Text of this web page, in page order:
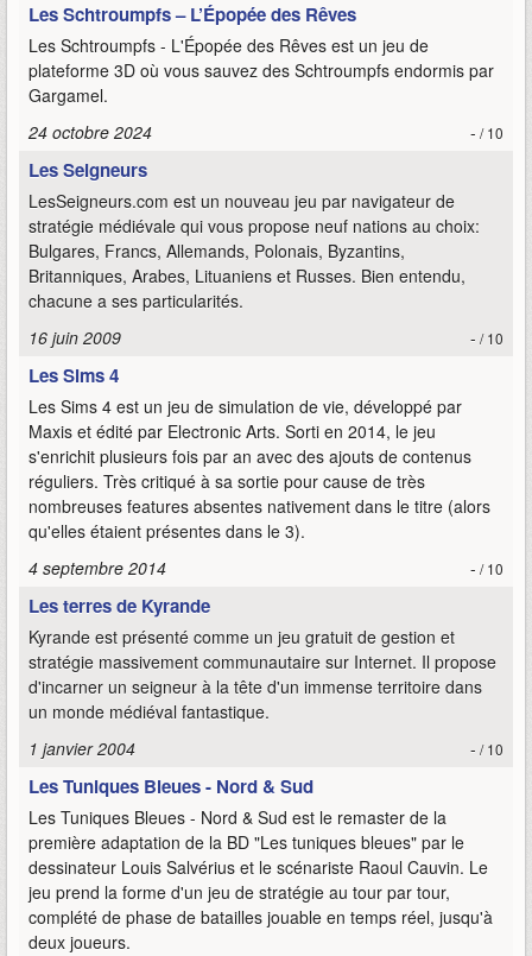
Les Schtroumpfs – L’Épopée des Rêves
Les Schtroumpfs - L'Épopée des Rêves est un jeu de
plateforme 3D où vous sauvez des Schtroumpfs endormis par
Gargamel.
24 octobre 2024
- / 10
Les Seigneurs
LesSeigneurs.com est un nouveau jeu par navigateur de
stratégie médiévale qui vous propose neuf nations au choix:
Bulgares, Francs, Allemands, Polonais, Byzantins,
Britanniques, Arabes, Lituaniens et Russes. Bien entendu,
chacune a ses particularités.
16 juin 2009
- / 10
Les Sims 4
Les Sims 4 est un jeu de simulation de vie, développé par
Maxis et édité par Electronic Arts. Sorti en 2014, le jeu
s'enrichit plusieurs fois par an avec des ajouts de contenus
réguliers. Très critiqué à sa sortie pour cause de très
nombreuses features absentes nativement dans le titre (alors
qu'elles étaient présentes dans le 3).
4 septembre 2014
- / 10
Les terres de Kyrande
Kyrande est présenté comme un jeu gratuit de gestion et
stratégie massivement communautaire sur Internet. Il propose
d'incarner un seigneur à la tête d'un immense territoire dans
un monde médiéval fantastique.
1 janvier 2004
- / 10
Les Tuniques Bleues - Nord & Sud
Les Tuniques Bleues - Nord & Sud est le remaster de la
première adaptation de la BD "Les tuniques bleues" par le
dessinateur Louis Salvérius et le scénariste Raoul Cauvin. Le
jeu prend la forme d'un jeu de stratégie au tour par tour,
complété de phase de batailles jouable en temps réel, jusqu'à
deux joueurs.